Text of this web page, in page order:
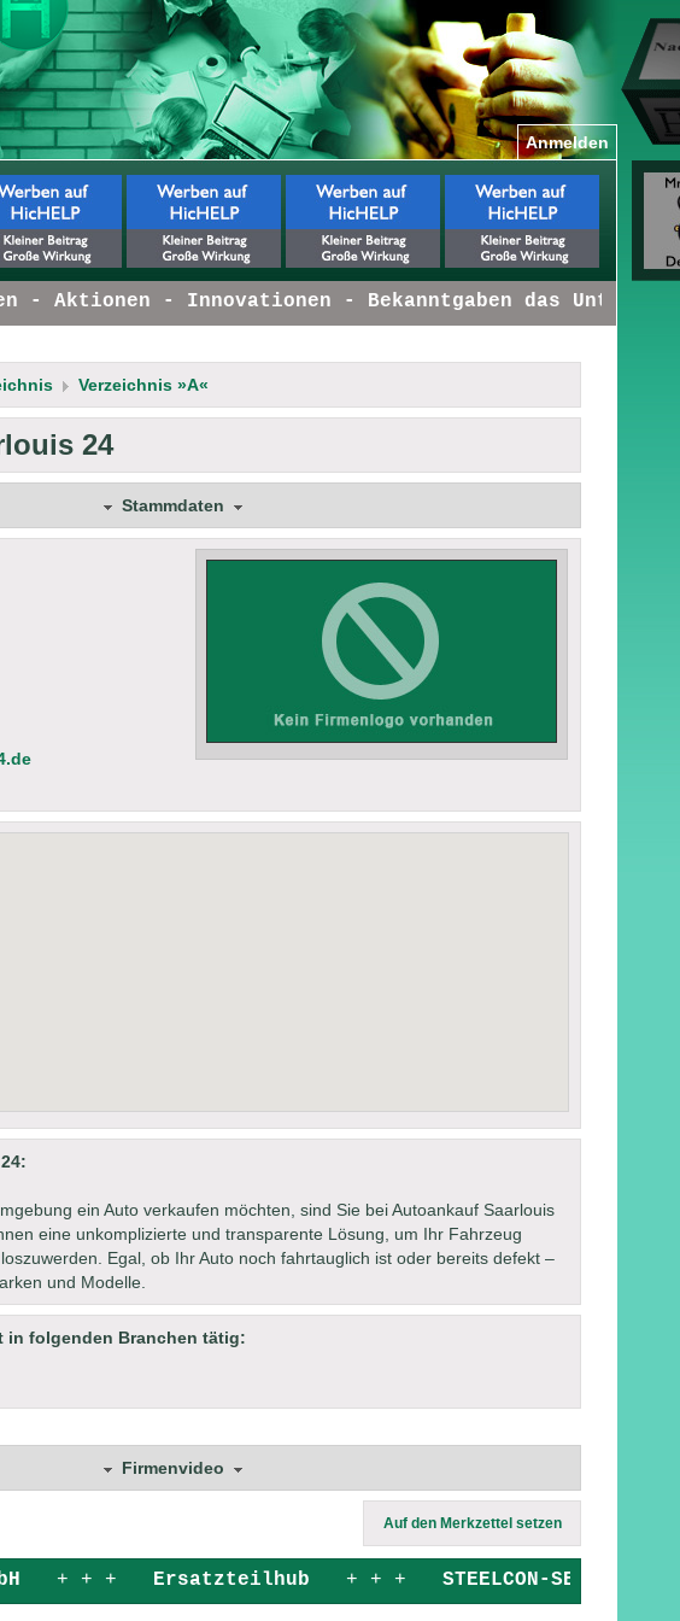
Anmelden
Aktionen - Innovationen - Bekanntgaben das
Verzeichnis »A«
24
Stammdaten
ein Auto verkaufen möchten, sind Sie bei Autoankauf Saarlouis
eine unkomplizierte und transparente Lösung, um Ihr Fahrzeug
Egal, ob Ihr Auto noch fahrtauglich ist oder bereits defekt –
und Modelle.
in folgenden Branchen tätig:
Firmenvideo
Auf den Merkzettel setzen
+ + + Ersatzteilhub+ + + STEELCON-SERVICE OU